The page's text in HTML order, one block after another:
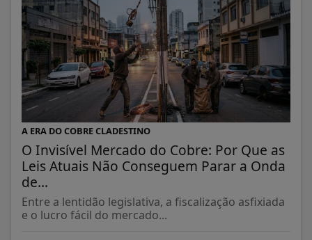
A ERA DO COBRE CLADESTINO
O Invisível Mercado do Cobre: Por Que as
Leis Atuais Não Conseguem Parar a Onda
de...
Entre a lentidão legislativa, a fiscalização asfixiada
e o lucro fácil do mercado...